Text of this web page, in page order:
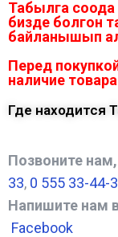
Табылга соода
бизде болгон
байланышып
Перед
наличие
Где находится
Позвоните
33, 0 555 33-44-
Напишите нам
Facebook